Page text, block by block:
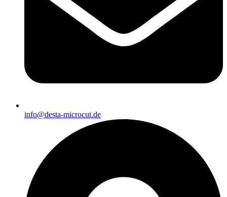
info@desta-microcut.de